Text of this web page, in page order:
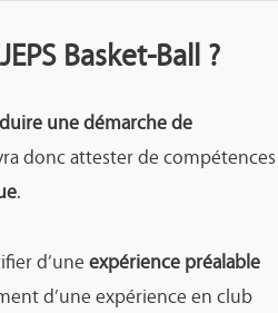
Basket-Ball ?
une démarche de
donc attester de compétences
.
d’uneexpérience préalable
d’une expérience en club